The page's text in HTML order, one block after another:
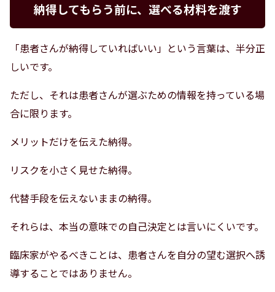
納得してもらう前に、選べる材料を渡す
「患者さんが納得していればいい」という言葉は、半分正
しいです。
ただし、それは患者さんが選ぶための情報を持っている場
合に限ります。
メリットだけを伝えた納得。
リスクを小さく見せた納得。
代替手段を伝えないままの納得。
それらは、本当の意味での自己決定とは言いにくいです。
臨床家がやるべきことは、患者さんを自分の望む選択へ誘
導することではありません。